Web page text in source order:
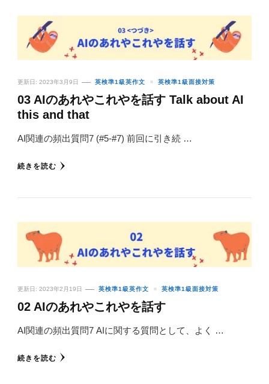
更新日: 2023年3月9日 英検準1級英作文 英検準1級面接対策
03 AIのあれやこれやを話す Talk about AI
this and that
AI関連の頻出質問7 (#5-#7) 前回に引き続 …
続きを読む
更新日: 2023年2月19日 英検準1級英作文 英検準1級面接対策
02 AIのあれやこれやを話す
AI関連の頻出質問7 AIに関する質問として、よく …
続きを読む